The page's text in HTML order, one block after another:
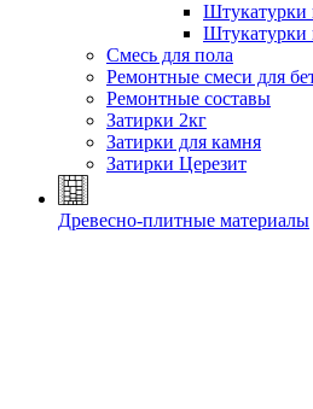
Штукатурки
Штукатурки
Смесь для пола
Ремонтные смеси для
Ремонтные составы
Затирки 2кг
Затирки для камня
Затирки Церезит
Древесно-плитные материалы